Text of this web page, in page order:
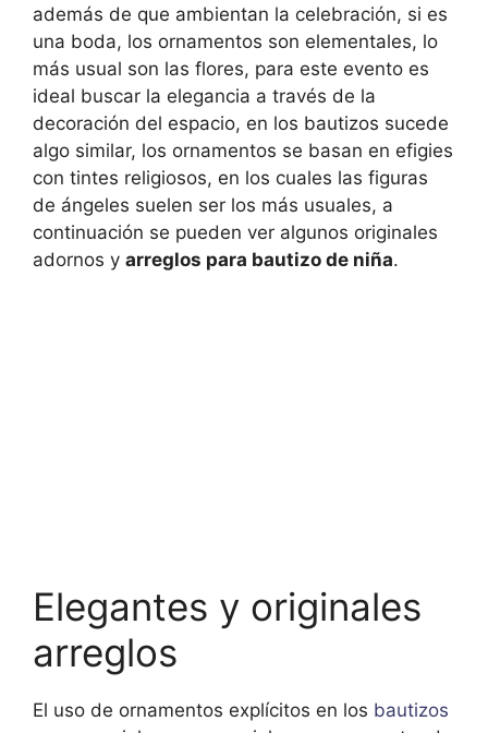
además de que ambientan la celebración, si es
una boda, los ornamentos son elementales, lo
más usual son las flores, para este evento es
ideal buscar la elegancia a través de la
decoración del espacio, en los bautizos sucede
algo similar, los ornamentos se basan en efigies
con tintes religiosos, en los cuales las figuras
de ángeles suelen ser los más usuales, a
continuación se pueden ver algunos originales
adornos y arreglos para bautizo de niña.
Elegantes y originales
arreglos
El uso de ornamentos explícitos en los bautizos